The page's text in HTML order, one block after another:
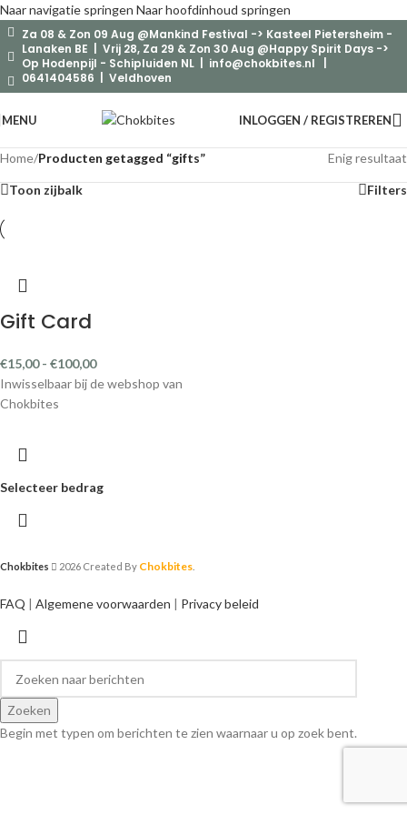
Naar navigatie springen Naar hoofdinhoud springen
Za 08 & Zon 09 Aug @Mankind Festival -> Kasteel Pietersheim -
Lanaken BE | Vrij 28, Za 29 & Zon 30 Aug @Happy Spirit Days ->
Op Hodenpijl - Schipluiden NL | info@chokbites.nl
0641404586 | Veldhoven
MENU INLOGGEN / REGISTREREN
Home/Producten getagged “gifts” Enig resultaat
Toon zijbalk Filters
Gift Card
€15,00 - €100,00
Inwisselbaar bij de webshop van
Chokbites
Selecteer bedrag
Chokbites 2026 Created By Chokbites
FAQ | Algemene voorwaarden | Privacy beleid
Zoeken
Begin met typen om berichten te zien waarnaar u op zoek bent.